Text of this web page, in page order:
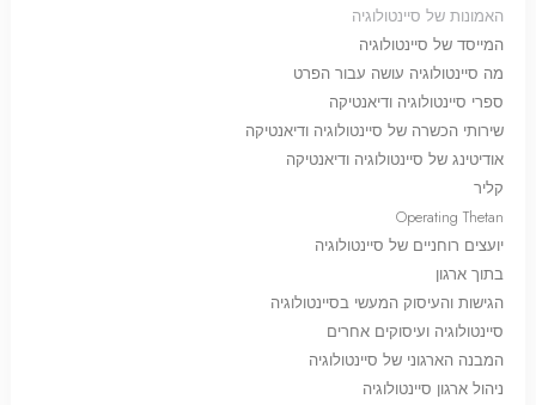
האמונות של סיינטולוגיה
המייסד של סיינטולוגיה
מה סיינטולוגיה עושה עבור הפרט
ספרי סיינטולוגיה ודיאנטיקה
שירותי הכשרה של סיינטולוגיה ודיאנטיקה
אודיטינג של סיינטולוגיה ודיאנטיקה
קליר
Operating Thetan
יועצים רוחניים של סיינטולוגיה
בתוך ארגון
הגישות והעיסוק המעשי בסיינטולוגיה
סיינטולוגיה ועיסוקים אחרים
המבנה הארגוני של סיינטולוגיה
ניהול ארגון סיינטולוגיה